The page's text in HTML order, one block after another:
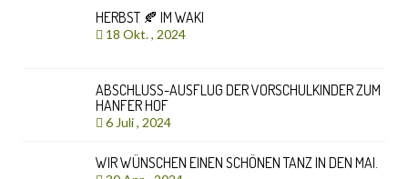
HERBST 🍂 IM WAKI
18 Okt. , 2024
ABSCHLUSS-AUSFLUG DER VORSCHULKINDER ZUM
HANFER HOF
6 Juli , 2024
WIR WÜNSCHEN EINEN SCHÖNEN TANZ IN DEN MAI.